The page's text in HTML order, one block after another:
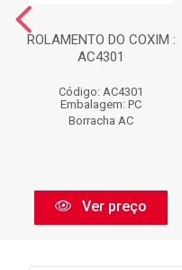
ROLAMENTO DO COXIM :
AC4301
Código: AC4301
Embalagem: PC
Borracha AC
Ver preço